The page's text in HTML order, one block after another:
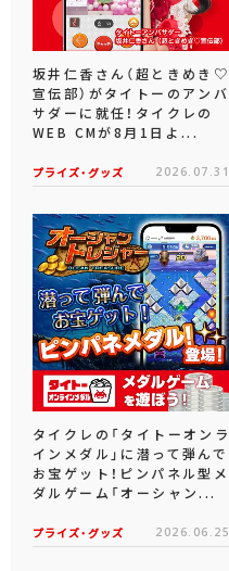
坂井仁香さん（超ときめき♡
宣伝部）がタイトーのアンバ
サダーに就任！タイクレの
WEB CMが8月1日よ...
プライズ・グッズ 2026.07.31
タイクレの「タイトーオンラ
インメダル」に潜って弾んで
お宝ゲット！ピンパネル型メ
ダルゲーム「オーシャン...
プライズ・グッズ 2026.06.25